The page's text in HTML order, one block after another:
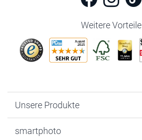
Weitere Vorteile
Unsere Produkte
Fotogeschenke
smartphoto